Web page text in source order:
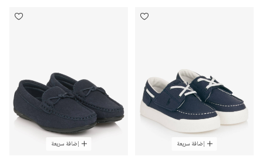
إضافة سريعة إضافة سريعة